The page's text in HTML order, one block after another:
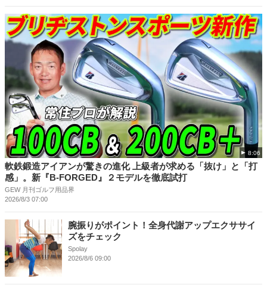
8:06
軟鉄鍛造アイアンが驚きの進化 上級者が求める「抜け」と「打
感」。新『B-FORGED』２モデルを徹底試打
GEW 月刊ゴルフ用品界
2026/8/3 07:00
腕振りがポイント！全身代謝アップエクササイ
ズをチェック
Spolay
2026/8/6 09:00